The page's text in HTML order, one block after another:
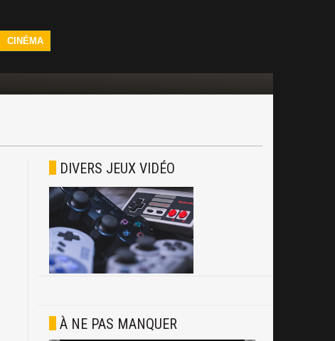
CINÉMA
DIVERS JEUX VIDÉO
À NE PAS MANQUER